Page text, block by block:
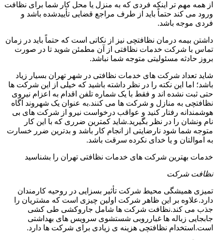
از همه مهم تر اینکه فردی که به منزل یا محل کار شما برای نظافت
ورود می کند حتماً باید از طرف مراجع قضایی تأییدشده باشد و
فردی موجه باشد.
داشتن بیمه درمان نظافتچی نیز از نکاتی است که حتماً باید در زمان
تماس با شرکت خدمات نظافتی از آن مطمئن شوید تا در صورت
بروز حادثه مسئولیتی متوجه شما نباشد.
شاید تعداد شرکت های خدمات نظافتی در شهر تهران بسیار زیاد
باشد؛ اما این نکته را در نظر داشته باشید که خیلی از این شرکت ها
حتی ثبت نشده اند و فقط با یک شماره تلفن اقدام به اعزام نیروی
نظافتچی به منازل و شرکت ها می کنند.به عنوان یک شهروند آگاه
هوشمندانه رفتار کنید و عواقب درخواست نیرو از شرکت های بی
نام ونشان را در نظر بگیرید.شاید کمترین ضرری که با این کار
متوجه شما شود نارضایتی از انجام کار باشد و بدترین ضرر خسارت
به اموالتان و یا خدای نکرده سرقت باشد.
خدمات بهترین شرکت های خدمات نظافتی تهران را بشناسید
نظافت شرکت
تمیزی همیشگی محیط شرکت تأثیر بسزایی در روحیه کارمندان
دارد.علاوه بر این ظاهر شرکت اولین چیزی است که مشتریان را
جذب می کند.نظافت شرکت ها شامل جاروکشی طی کشی
جابجایی زباله ها غبارروبی شستشوی سرویس های بهداشتی
است.استخدام نظافتچی هزینه ی زیادی برای شرکت ها دارد.